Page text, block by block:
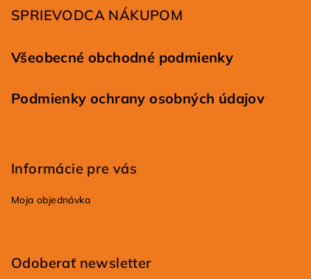
SPRIEVODCA NÁKUPOM
Všeobecné obchodné podmienky
Podmienky ochrany osobných údajov
Informácie pre vás
Moja objednávka
Odoberať newsletter